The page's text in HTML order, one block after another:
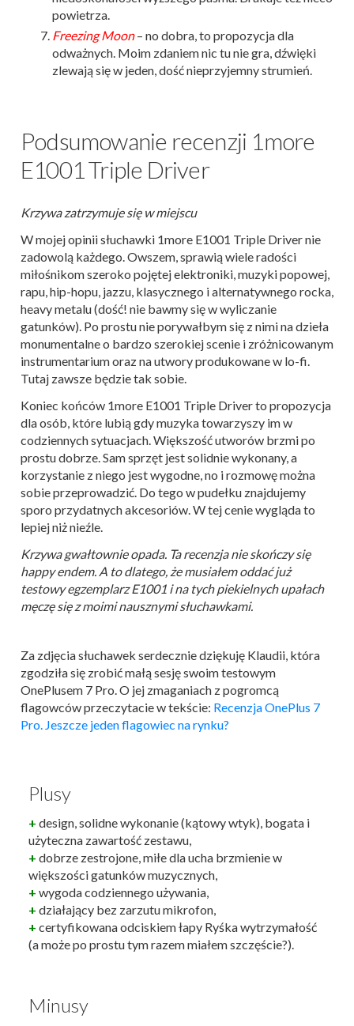
powietrza.
Freezing Moon– no dobra, to propozycja dla
odważnych. Moim zdaniem nic tu nie gra, dźwięki
zlewają się w jeden, dość nieprzyjemny strumień.
Podsumowanie recenzji 1more
E1001 Triple Driver
Krzywa zatrzymuje się w miejscu
W mojej opinii słuchawki 1more E1001 Triple Driver nie
zadowolą każdego. Owszem, sprawią wiele radości
miłośnikom szeroko pojętej elektroniki, muzyki popowej,
rapu, hip-hopu, jazzu, klasycznego i alternatywnego rocka,
heavy metalu (dość! nie bawmy się w wyliczanie
gatunków). Po prostu nie porywałbym się z nimi na dzieła
monumentalne o bardzo szerokiej scenie i zróżnicowanym
instrumentarium oraz na utwory produkowane w lo-fi.
Tutaj zawsze będzie tak sobie.
Koniec końców 1more E1001 Triple Driver to propozycja
dla osób, które lubią gdy muzyka towarzyszy im w
codziennych sytuacjach. Większość utworów brzmi po
prostu dobrze. Sam sprzęt jest solidnie wykonany, a
korzystanie z niego jest wygodne, no i rozmowę można
sobie przeprowadzić. Do tego w pudełku znajdujemy
sporo przydatnych akcesoriów. W tej cenie wygląda to
lepiej niż nieźle.
Krzywa gwałtownie opada. Ta recenzja nie skończy się
happy endem. A to dlatego, że musiałem oddać już
testowy egzemplarz E1001 i na tych piekielnych upałach
męczę się z moimi nausznymi słuchawkami.
Za zdjęcia słuchawek serdecznie dziękuję Klaudii, która
zgodziła się zrobić małą sesję swoim testowym
OnePlusem 7 Pro. O jej zmaganiach z pogromcą
flagowców przeczytacie w tekście: Recenzja OnePlus 7
Pro. Jeszcze jeden flagowiec na rynku?
Plusy
+ design, solidne wykonanie (kątowy wtyk), bogata i
użyteczna zawartość zestawu,
+ dobrze zestrojone, miłe dla ucha brzmienie w
większości gatunków muzycznych,
+ wygoda codziennego używania,
+ działający bez zarzutu mikrofon,
+ certyfikowana odciskiem łapy Ryśka wytrzymałość
(a może po prostu tym razem miałem szczęście?).
Minusy